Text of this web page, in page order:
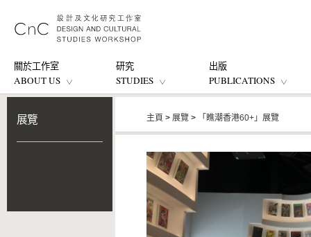
關於工作室
ABOUT US
研究
STUDIES
出版
PUBLICATIONS
展覽 主頁 > 展覽 > 「瞧潮香港60+」展覽